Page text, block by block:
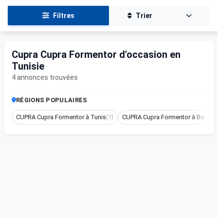
Filtres Trier
Cupra Cupra Formentor d'occasion en
Tunisie
4 annonces trouvées
RÉGIONS POPULAIRES
CUPRA Cupra Formentor à Tunis(1) CUPRA Cupra Formentor à Ben